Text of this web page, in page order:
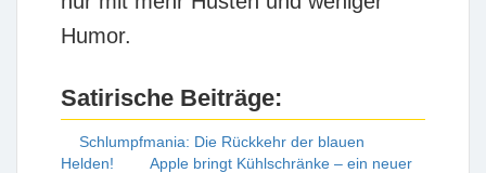
Humor.
Satirische Beiträge:
Schlumpfmania: Die Rückkehr der blauen
Helden!
Apple bringt Kühlschränke – ein neuer